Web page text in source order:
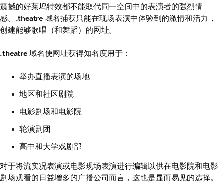
震撼的好莱坞特效都不能取代同一空间中的表演者的强烈情
感。
.theatre 域名捕获只能在现场表演中体验到的激情和活力，
创建能够歌唱（和舞蹈）的网址。
.theatre 域名使网址获得知名度用于：
举办直播表演的场地
地区和社区剧院
电影剧场和电影院
轮演剧团
高中和大学戏剧部
对于将流实况表演或电影现场表演进行编辑以供在电影院和电影
剧场观看的日益增多的广播公司而言，这也是显而易见的选择。